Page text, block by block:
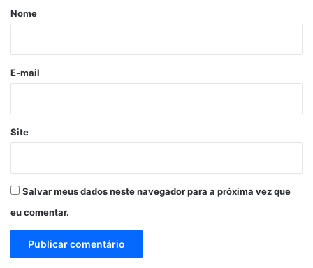
r
*
Nome
E-mail
Site
Salvar meus dados neste navegador para a próxima vez que
eu comentar.